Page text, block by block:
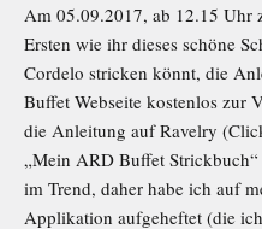
Am 05.09.2017, ab 12.15
Ersten wie ihr dieses schöne
Cordelo stricken könnt, die
Buffet Webseite kostenlos zur
die Anleitung auf Ravelry
„Mein ARD Buffet
im Trend, daher habe ich auf
Applikation aufgeheftet (die